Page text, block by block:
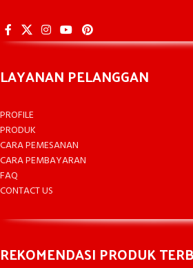
LAYANAN PELANGGAN
PROFILE
PRODUK
CARA PEMESANAN
CARA PEMBAYARAN
FAQ
CONTACT US
REKOMENDASI PRODUK